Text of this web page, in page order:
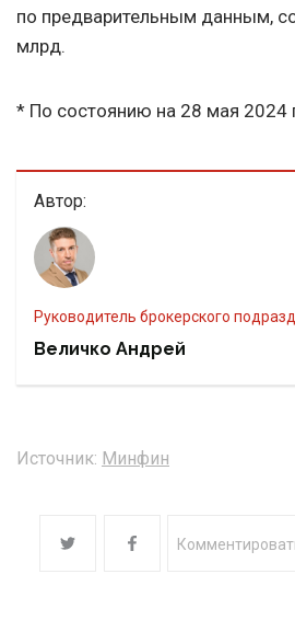
по предварительным данным,
млрд.
* По состоянию на 28 мая 2024
Автор:
Руководитель брокерского
Величко Андрей
Источник: Минфин